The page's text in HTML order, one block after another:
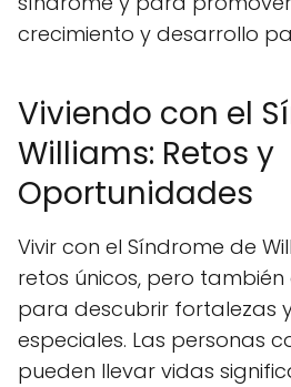
crecimiento y desarrollo
Viviendo con el
Williams: Retos y
Oportunidades
Vivir con el Síndrome de
retos únicos, pero
para descubrir fortalezas
especiales. Las personas
pueden llevar vidas